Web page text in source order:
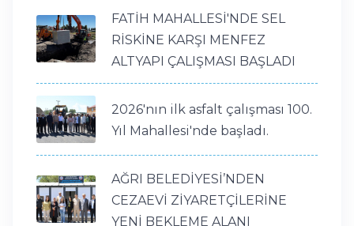
FATİH MAHALLESİ'NDE SEL
RİSKİNE KARŞI MENFEZ
ALTYAPI ÇALIŞMASI BAŞLADI
2026'nın ilk asfalt çalışması 100.
Yıl Mahallesi'nde başladı.
AĞRI BELEDİYESİ’NDEN
CEZAEVİ ZİYARETÇİLERİNE
YENİ BEKLEME ALANI